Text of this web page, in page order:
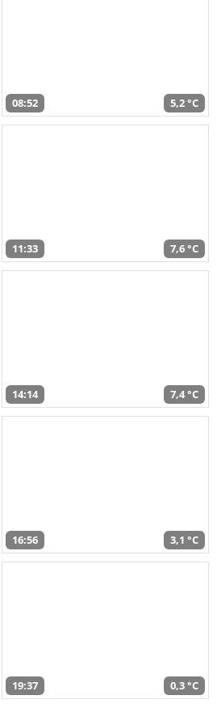
08:52 5,2 °C
11:33 7,6 °C
14:14 7,4 °C
16:56 3,1 °C
19:37 0,3 °C